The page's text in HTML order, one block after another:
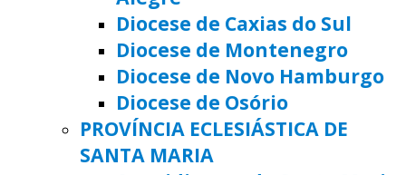
Diocese de Caxias do Sul
Diocese de Montenegro
Diocese de Novo Hamburgo
Diocese de Osório
PROVÍNCIA ECLESIÁSTICA DE
SANTA MARIA